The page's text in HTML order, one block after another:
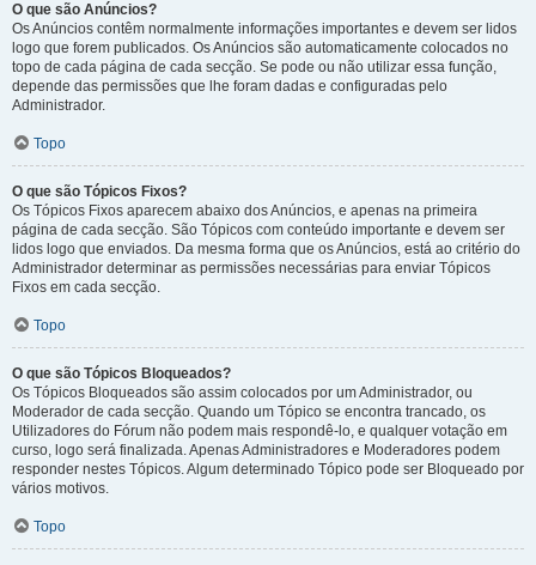
O que são Anúncios?
Os Anúncios contêm normalmente informações importantes e devem ser lidos
logo que forem publicados. Os Anúncios são automaticamente colocados no
topo de cada página de cada secção. Se pode ou não utilizar essa função,
depende das permissões que lhe foram dadas e configuradas pelo
Administrador.
Topo
O que são Tópicos Fixos?
Os Tópicos Fixos aparecem abaixo dos Anúncios, e apenas na primeira
página de cada secção. São Tópicos com conteúdo importante e devem ser
lidos logo que enviados. Da mesma forma que os Anúncios, está ao critério do
Administrador determinar as permissões necessárias para enviar Tópicos
Fixos em cada secção.
Topo
O que são Tópicos Bloqueados?
Os Tópicos Bloqueados são assim colocados por um Administrador, ou
Moderador de cada secção. Quando um Tópico se encontra trancado, os
Utilizadores do Fórum não podem mais respondê-lo, e qualquer votação em
curso, logo será finalizada. Apenas Administradores e Moderadores podem
responder nestes Tópicos. Algum determinado Tópico pode ser Bloqueado por
vários motivos.
Topo